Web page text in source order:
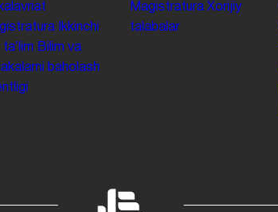
Ikkinchi
Bilim va
baholash
Magistratura Xorijiy
talabalar